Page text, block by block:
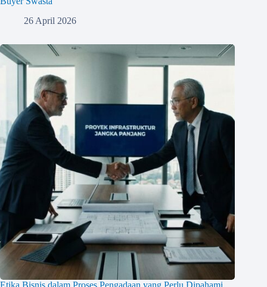
26 April 2026
Etika Bisnis dalam Proses Pengadaan yang Perlu Dipahami